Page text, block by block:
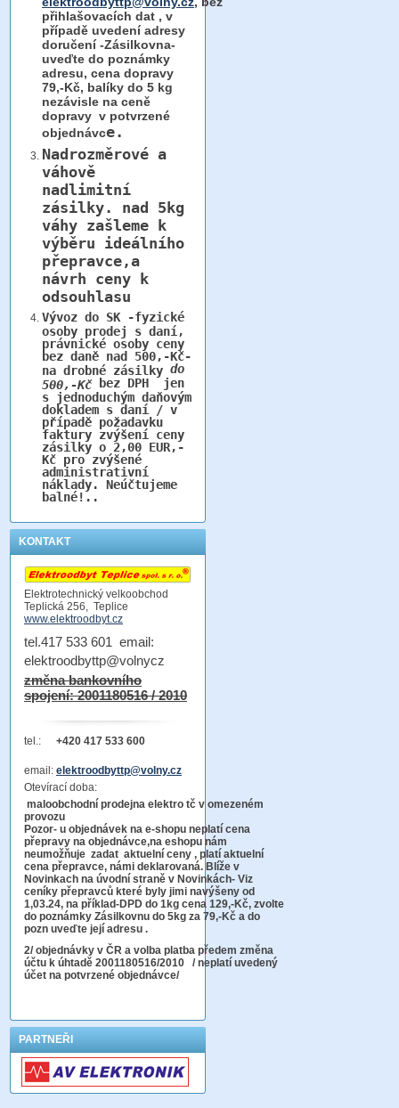
přihlašovacích dat , v
případě uvedení adresy
doručení -Zásilkovna-
uveďte do poznámky
adresu, cena dopravy
79,-Kč, balíky do 5 kg
nezávisle na ceně
dopravy v potvrzené
objednávce.
Nadrozměrové a
váhově
nadlimitní
zásilky. nad 5kg
váhy zašleme k
výběru ideálního
přepravce,a
návrh ceny k
odsouhlasu
Vývoz do SK -fyzické
osoby prodej s daní,
právnické osoby ceny
bez daně nad 500,-Kč-
na drobné zásilky do
500,-Kčbez DPH jen
s jednoduchým daňovým
dokladem s daní / v
případě požadavku
faktury zvýšení ceny
zásilky o 2,00 EUR,-
Kč pro zvýšené
administrativní
náklady. Neúčtujeme
balné!..
KONTAKT
Elektrotechnický velkoobchod
Teplická 256, Teplice
www.elektroodbyt.cz
tel.417 533 601 email:
elektroodbyttp@volnycz
změna bankovního
spojení: 2001180516 / 2010
tel.: +420 417 533 600
email: elektroodbyttp@volny.cz
Otevírací doba:
maloobchodní prodejna elektro tč v omezeném
provozu
Pozor- u objednávek na e-shopu neplatí cena
přepravy na objednávce,na eshopu nám
neumožňuje zadat aktuelní ceny , platí aktuelní
cena přepravce, námi deklarovaná. Blíže v
Novinkach na úvodní straně v Novinkách- Viz
ceníky přepravců které byly jimi navýšeny od
1,03.24, na příklad-DPD do 1kg cena 129,-Kč, zvolte
do poznámky Zásilkovnu do 5kg za 79,-Kč a do
pozn uveďte její adresu .
2/ objednávky v ČR a volba platba předem změna
účtu k úhtadě 2001180516/2010 / neplatí uvedený
účet na potvrzené objednávce/
PARTNEŘI